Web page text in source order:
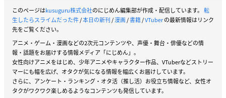
このページはkusuguru株式会社のにじめん編集部が作成・配信しています。 転
生したらスライムだった件/本日の新刊/漫画/書籍/VTuberの最新情報はリンク
先をご覧ください。
アニメ・ゲーム・漫画などの2次元コンテンツや、声優・舞台・俳優などの情
報・話題をお届けする情報メディア「にじめん」。
女性向けアニメをはじめ、少年アニメやキャラクター作品、VTuberなどストリー
マーにも幅を広げ、オタクが気になる情報を幅広くお届けしています。
さらに、アンケート・ランキング・オタ活（推し活）お役立ち情報など、女性オ
タクがワクワク楽しめるようなコンテンツも発信しています。